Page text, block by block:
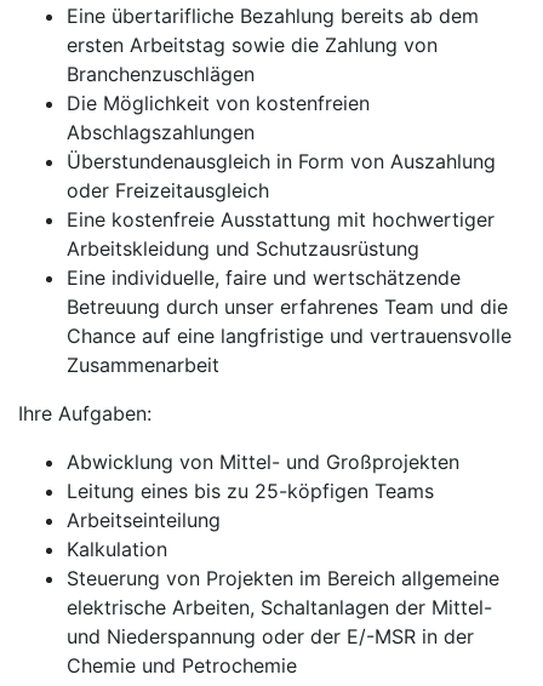
Eine übertarifliche Bezahlung bereits ab dem
ersten Arbeitstag sowie die Zahlung von
Branchenzuschlägen
Die Möglichkeit von kostenfreien
Abschlagszahlungen
Überstundenausgleich in Form von Auszahlung
oder Freizeitausgleich
Eine kostenfreie Ausstattung mit hochwertiger
Arbeitskleidung und Schutzausrüstung
Eine individuelle, faire und wertschätzende
Betreuung durch unser erfahrenes Team und die
Chance auf eine langfristige und vertrauensvolle
Zusammenarbeit
Ihre Aufgaben:
Abwicklung von Mittel- und Großprojekten
Leitung eines bis zu 25-köpfigen Teams
Arbeitseinteilung
Kalkulation
Steuerung von Projekten im Bereich allgemeine
elektrische Arbeiten, Schaltanlagen der Mittel-
und Niederspannung oder der E/-MSR in der
Chemie und Petrochemie